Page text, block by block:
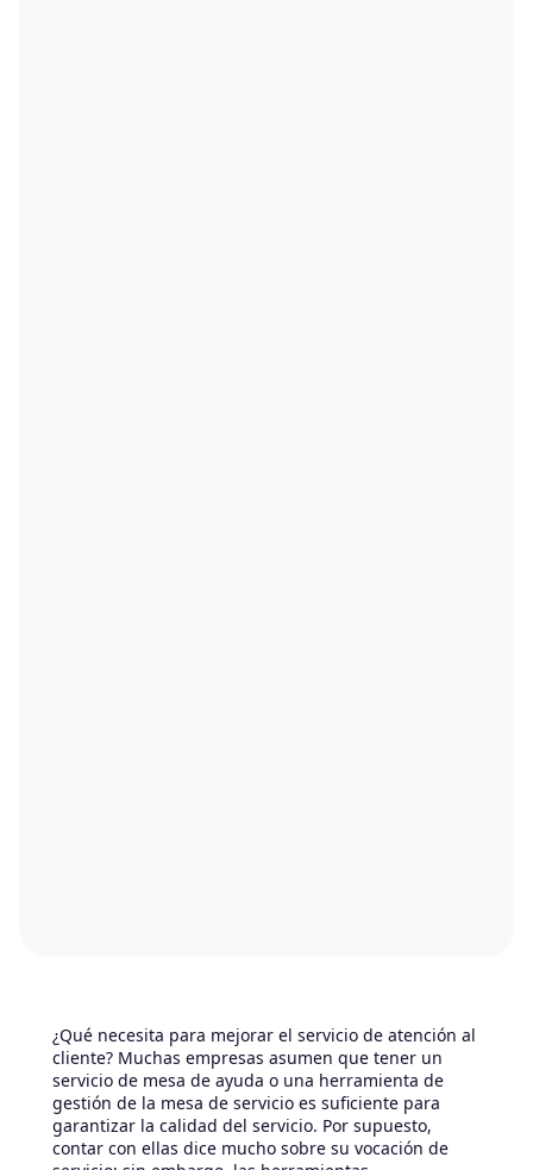
¿Qué necesita para mejorar el servicio de atención al
cliente? Muchas empresas asumen que tener un
servicio de mesa de ayuda o una herramienta de
gestión de la mesa de servicio es suficiente para
garantizar la calidad del servicio. Por supuesto,
contar con ellas dice mucho sobre su vocación de